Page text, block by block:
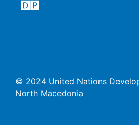
© 2024 United Nations
North Macedonia